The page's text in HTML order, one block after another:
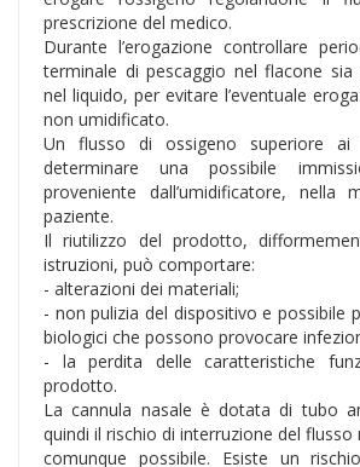
prescrizione del medico.
Durante l’erogazione controllare
terminale di pescaggio nel flacone
nel liquido, per evitare l’eventuale
non umidificato.
Un flusso di ossigeno superiore
determinare una possibile
proveniente dall’umidificatore, nella
paziente.
Il riutilizzo del prodotto,
istruzioni, può comportare:
- alterazioni dei materiali;
- non pulizia del dispositivo e possibile
biologici che possono provocare
- la perdita delle caratteristiche
prodotto.
La cannula nasale è dotata di tubo
quindi il rischio di interruzione del
comunque possibile. Esiste un